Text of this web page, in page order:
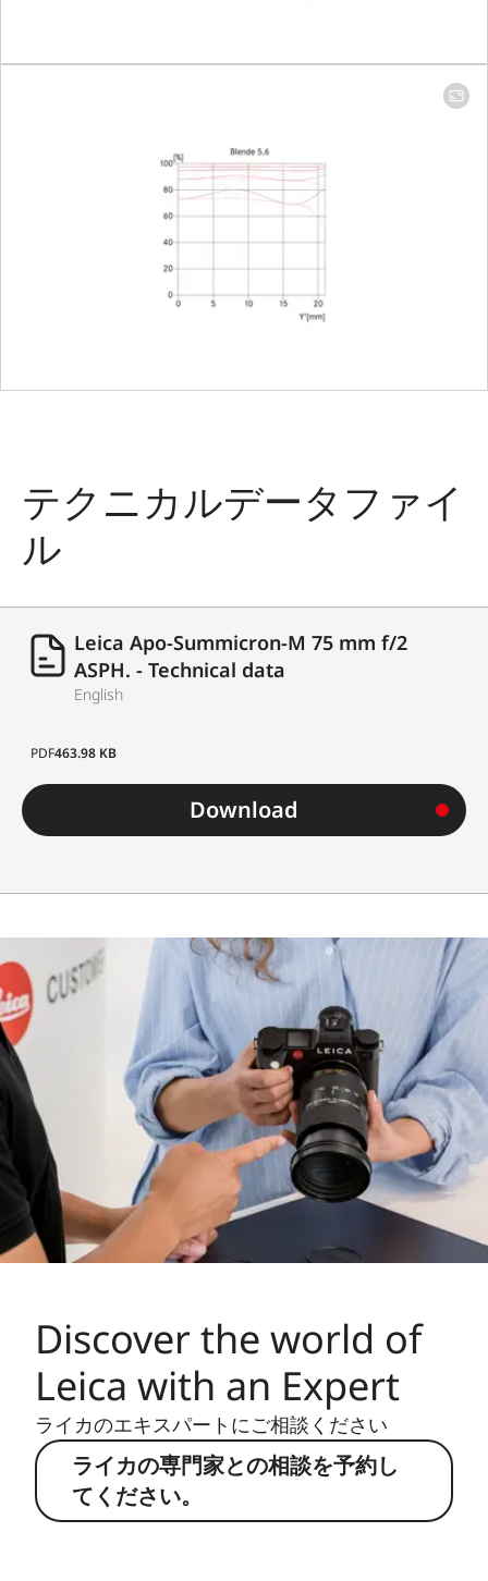
テクニカルデータファイ
ル
Leica Apo-Summicron-M 75 mm f/2
ASPH. - Technical data
English
PDF463.98 KB
Download
Discover the world of
Leica with an Expert
ライカのエキスパートにご相談ください
ライカの専門家との相談を予約し
てください。